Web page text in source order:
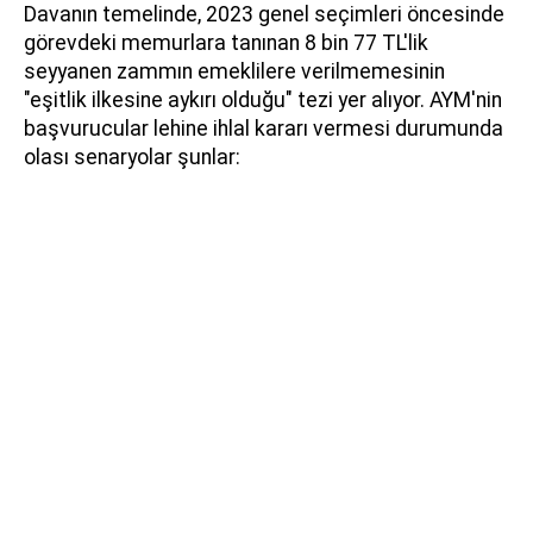
Davanın temelinde, 2023 genel seçimleri öncesinde
görevdeki memurlara tanınan 8 bin 77 TL'lik
seyyanen zammın emeklilere verilmemesinin
"eşitlik ilkesine aykırı olduğu" tezi yer alıyor. AYM'nin
başvurucular lehine ihlal kararı vermesi durumunda
olası senaryolar şunlar: